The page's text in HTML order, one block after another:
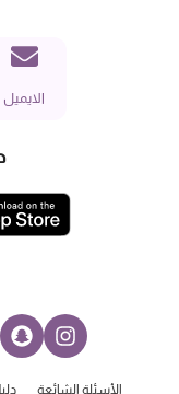
الايميل
الأسئلة الشائعة